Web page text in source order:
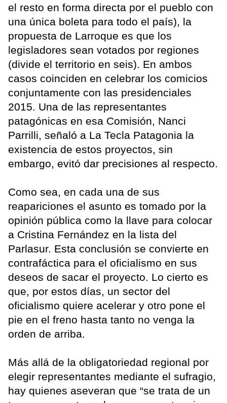
el resto en forma directa por el pueblo con
una única boleta para todo el país), la
propuesta de Larroque es que los
legisladores sean votados por regiones
(divide el territorio en seis). En ambos
casos coinciden en celebrar los comicios
conjuntamente con las presidenciales
2015. Una de las representantes
patagónicas en esa Comisión, Nanci
Parrilli, señaló a La Tecla Patagonia la
existencia de estos proyectos, sin
embargo, evitó dar precisiones al respecto.
Como sea, en cada una de sus
reapariciones el asunto es tomado por la
opinión pública como la llave para colocar
a Cristina Fernández en la lista del
Parlasur. Esta conclusión se convierte en
contrafáctica para el oficialismo en sus
deseos de sacar el proyecto. Lo cierto es
que, por estos días, un sector del
oficialismo quiere acelerar y otro pone el
pie en el freno hasta tanto no venga la
orden de arriba.
Más allá de la obligatoriedad regional por
elegir representantes mediante el sufragio,
hay quienes aseveran que “se trata de un